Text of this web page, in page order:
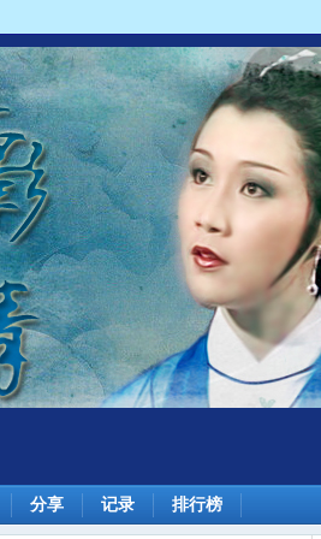
分享 记录 排行榜